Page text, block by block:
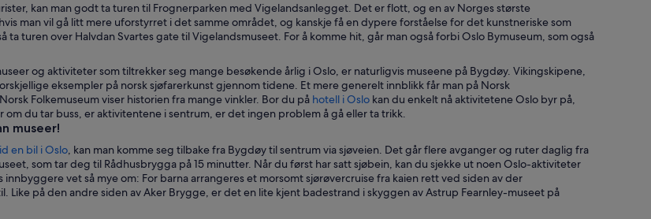
kan man godt ta turen til Frognerparken med Vigelandsanlegget. Det er flott, og en av Norges største
man vil gå litt mere uforstyrret i det samme området, og kanskje få en dypere forståelse for det kunstneriske som
ta turen over Halvdan Svartes gate til Vigelandsmuseet. For å komme hit, går man også forbi Oslo Bymuseum, som også
og aktiviteter som tiltrekker seg mange besøkende årlig i Oslo, er naturligvis museene på Bygdøy. Vikingskipene,
eksempler på norsk sjøfarerkunst gjennom tidene. Et mere generelt innblikk får man på Norsk
Folkemuseum viser historien fra mange vinkler. Bor du på hotell i Oslo kan du enkelt nå aktivitetene Oslo byr på,
om du tar buss, er aktivitentene i sentrum, er det ingen problem å gå eller ta trikk.
museer!
en bil i Oslo, kan man komme seg tilbake fra Bygdøy til sentrum via sjøveien. Det går flere avganger og ruter daglig fra
som tar deg til Rådhusbrygga på 15 minutter. Når du først har satt sjøbein, kan du sjekke ut noen Oslo-aktiviteter
innbyggere vet så mye om: For barna arrangeres et morsomt sjørøvercruise fra kaien rett ved siden av der
Like på den andre siden av Aker Brygge, er det en lite kjent badestrand i skyggen av Astrup Fearnley-museet på